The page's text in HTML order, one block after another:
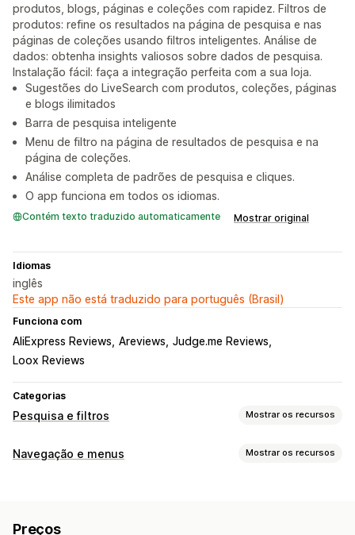
produtos, blogs, páginas e coleções com rapidez. Filtros de
produtos: refine os resultados na página de pesquisa e nas
páginas de coleções usando filtros inteligentes. Análise de
dados: obtenha insights valiosos sobre dados de pesquisa.
Instalação fácil: faça a integração perfeita com a sua loja.
Sugestões do LiveSearch com produtos, coleções, páginas
e blogs ilimitados
Barra de pesquisa inteligente
Menu de filtro na página de resultados de pesquisa e na
página de coleções.
Análise completa de padrões de pesquisa e cliques.
O app funciona em todos os idiomas.
Contém texto traduzido automaticamente Mostrar original
Idiomas
inglês
Este app não está traduzido para português (Brasil)
Funciona com
AliExpress Reviews Areviews Judge.me Reviews
Loox Reviews
Categorias
Pesquisa e filtros Mostrar os recursos
Recursos de pesquisa
Navegação e menus Mostrar os recursos
Preços